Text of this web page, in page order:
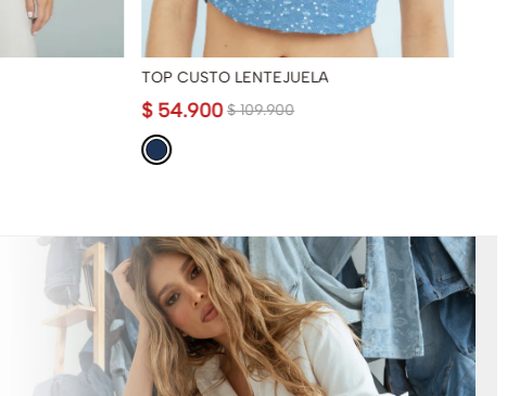
TOP CUSTO LENTEJUELA
$ 109.900
$ 54.900